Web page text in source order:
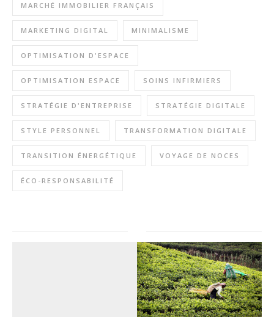
MARCHÉ IMMOBILIER FRANÇAIS
MARKETING DIGITAL MINIMALISME
OPTIMISATION D'ESPACE
OPTIMISATION ESPACE SOINS INFIRMIERS
STRATÉGIE D'ENTREPRISE STRATÉGIE DIGITALE
STYLE PERSONNEL TRANSFORMATION DIGITALE
TRANSITION ÉNERGÉTIQUE VOYAGE DE NOCES
ÉCO-RESPONSABILITÉ